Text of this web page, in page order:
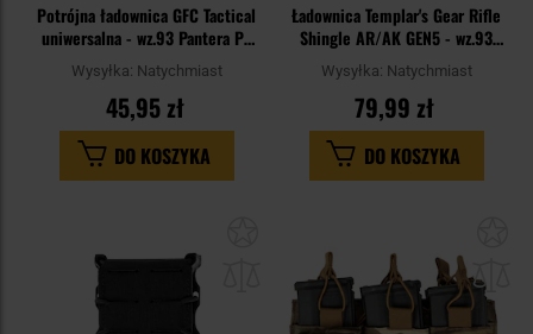
Potrójna ładownica GFC Tactical
uniwersalna - wz.93 Pantera PL
Woodland
Wysyłka: Natychmiast
45,95 zł
DO KOSZYKA
Ładownica Templar's Gear Rifle
Shingle AR/AK GEN5 - wz.93
Pantera PL Woodland
Wysyłka: Natychmiast
79,99 zł
DO KOSZYKA
schowka